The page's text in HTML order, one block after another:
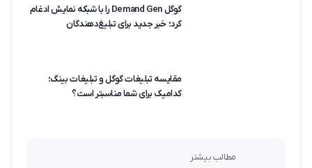
گوگل Demand Gen را با شبکه نمایش ادغام
کرد؛ خبر جدید برای تبلیغ‌دهندگان
مقایسه تبلیغات گوگل و تبلیغات بینگ؛
کدامیک برای شما مناسبتر است؟
مطالب بیشتر